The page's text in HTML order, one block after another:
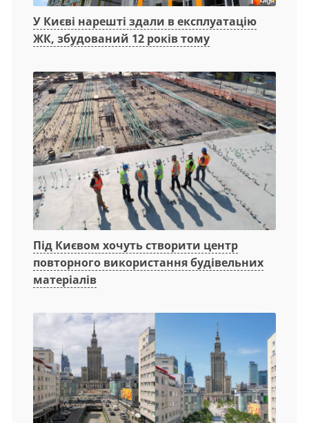
У Києві нарешті здали в експлуатацію
ЖК, збудований 12 років тому
Під Києвом хочуть створити центр
повторного використання будівельних
матеріалів